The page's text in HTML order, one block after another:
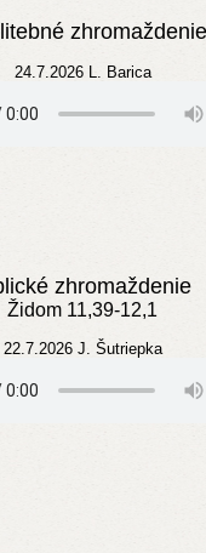
zhromaždenie
24.7.2026 L. Barica
zhromaždenie
Židom 11,39-12,1
22.7.2026 J. Šutriepka